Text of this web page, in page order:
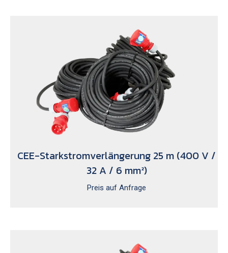
CEE-Starkstromverlängerung 25 m (400 V /
32 A / 6 mm²)
Preis auf Anfrage